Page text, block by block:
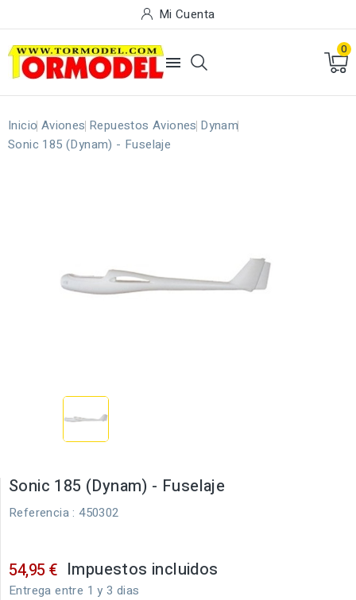
Mi Cuenta

0
Inicio Aviones Repuestos Aviones Dynam
Sonic 185 (Dynam) - Fuselaje
Sonic 185 (Dynam) - Fuselaje
Referencia : 450302
54,95 € Impuestos incluidos
Entrega entre 1 y 3 dias